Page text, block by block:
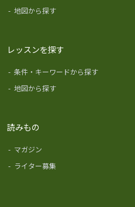
- 地図から探す
レッスンを探す
- 条件・キーワードから探す
- 地図から探す
読みもの
- マガジン
- ライター募集